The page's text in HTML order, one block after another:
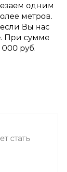
одним
метров.
Вы нас
При сумме
000 руб.
стать